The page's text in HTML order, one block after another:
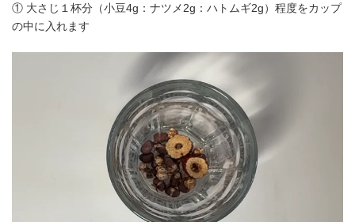
① 大さじ１杯分（小豆4g：ナツメ2g：ハトムギ2g）程度をカップ
の中に入れます